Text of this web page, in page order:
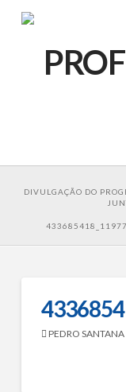
DIVULGAÇÃO DO
PEDRO SANTANA